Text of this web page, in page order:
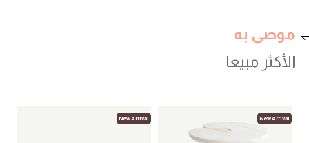
موصى به
New Arrival
New Arrival
الأكثر مبيعا